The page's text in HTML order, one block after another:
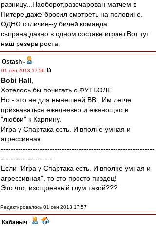
разницу...Наоборот,разочарован матчем в
Питере,даже бросил смотреть на половине.
ОДНО отличие--у бичей команда
сыграна,давно в одном составе играет.Вот тут
наш резерв роста.
Ostash -
01 сен 2013 17:56
Bobi Hall
Хотелось бы почитать о ФУТБОЛЕ.
Но - это не для нынешней ВВ . Им легче
признаваться ежедневно и еженощно в
"любви" к Карпину.
Игра у Спартака есть. И вполне умная и
агрессивная
---------------------------------------------------------------
---------------------
Если "Игра у Спартака есть. И вполне умная и
агрессивная", то это просто пиздец!
Это что, изощренный глум такой???
Редактировалось 01 сен 2013 17:57
Кабаныч -